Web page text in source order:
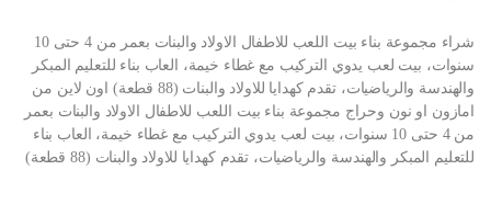
شراء مجموعة بناء بيت اللعب للاطفال الاولاد والبنات بعمر من 4 حتى 10
سنوات، بيت لعب يدوي التركيب مع غطاء خيمة، العاب بناء للتعليم المبكر
والهندسة والرياضيات، تقدم كهدايا للاولاد والبنات (88 قطعة) اون لاين من
امازون او نون وحراج مجموعة بناء بيت اللعب للاطفال الاولاد والبنات بعمر
من 4 حتى 10 سنوات، بيت لعب يدوي التركيب مع غطاء خيمة، العاب بناء
للتعليم المبكر والهندسة والرياضيات، تقدم كهدايا للاولاد والبنات (88 قطعة)